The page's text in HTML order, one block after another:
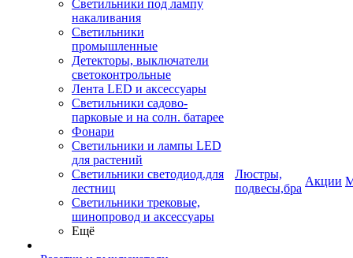
Светильники под лампу
накаливания
Светильники
промышленные
Детекторы, выключатели
светоконтрольные
Лента LED и аксессуары
Светильники садово-
парковые и на солн. батарее
Фонари
Светильники и лампы LED
для растений
Светильники светодиод.для
лестниц
Светильники трековые,
шинопровод и аксессуары
Ещё
Люстры,
подвесы,бра
Акции